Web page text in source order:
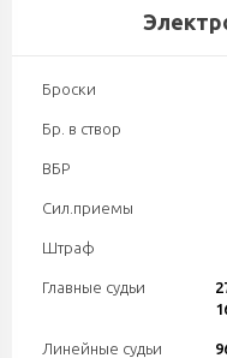
Броски
Бр. в створ
ВБР
Сил.приемы
Штраф
Главные судьи
Линейные судьи